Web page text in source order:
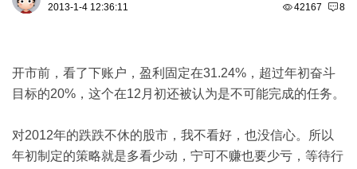
42167 8
2013-1-4 12:36:11
开市前，看了下账户，盈利固定在31.24% ，超过年初奋斗
目标的20% ，这个在12 月初还被认为是不可能完成的任务。
对2012年的跌跌不休的股市，我不看好，也没信心。所以
年初制定的策略就是多看少动，宁可不赚也要少亏，等待行